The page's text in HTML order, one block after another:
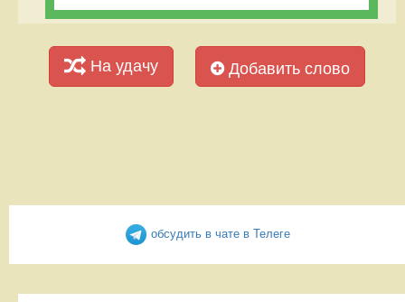
На удачу Добавить слово
обсудить в чате в Телеге